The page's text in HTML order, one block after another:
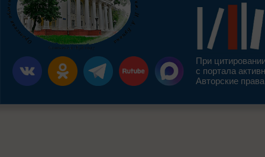
При
с портала
Авторские